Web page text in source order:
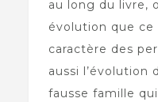
au long du livre,
évolution que ce
caractère des
aussi l’évolution
fausse famille